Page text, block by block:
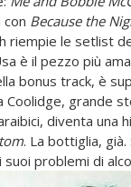
con Because the
riempie le setlist
è il pezzo più
bonus track, è
grande
diventa una
. La bottiglia, già.
suoi problemi di